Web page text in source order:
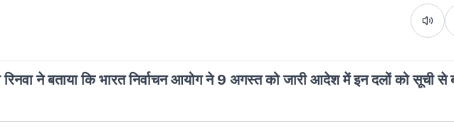
Listen
रिनवा ने बताया कि भारत निर्वाचन आयोग ने 9 अगस्त को जारी आदेश में इन दलों को सूची से